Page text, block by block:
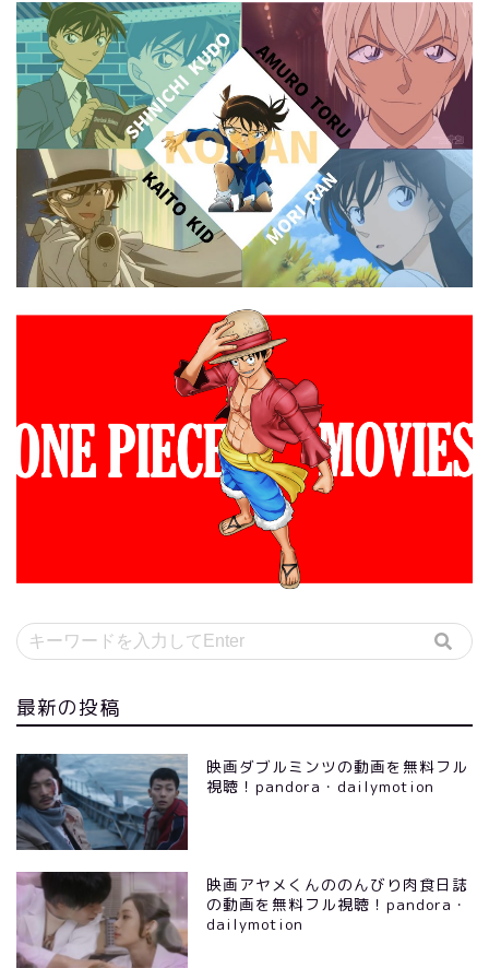
最新の投稿
映画ダブルミンツの動画を無料フル
視聴！pandora・dailymotion
映画アヤメくんののんびり肉食日誌
の動画を無料フル視聴！pandora・
dailymotion